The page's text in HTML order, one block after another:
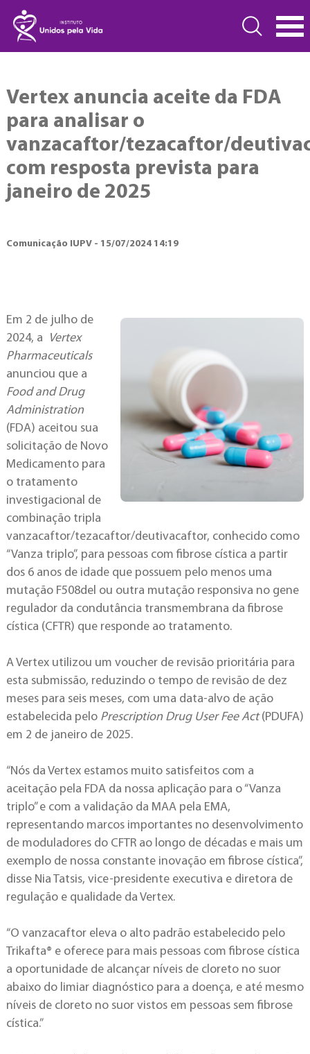
Vertex anuncia aceite da FDA
para analisar o
vanzacaftor/tezacaftor/
com resposta prevista para
janeiro de 2025
Comunicação IUPV - 15/07/2024 14:19
Em 2 de julho de
2024, a
Vertex
Pharmaceuticals
anunciou que a
Food and Drug
Administration
(FDA) aceitou sua
solicitação de Novo
Medicamento para
o tratamento
investigacional de
combinação tripla
vanzacaftor/tezacaftor/deutivacaftor, conhecido como
“Vanza triplo”, para pessoas com fibrose cística a partir
dos 6 anos de idade que possuem pelo menos uma
mutação F508del ou outra mutação responsiva no gene
regulador da condutância transmembrana da fibrose
cística (CFTR) que responde ao tratamento.
A Vertex utilizou um voucher de revisão prioritária para
esta submissão, reduzindo o tempo de revisão de dez
meses para seis meses, com uma data-alvo de ação
estabelecida pelo Prescription Drug User Fee Act(PDUFA)
em 2 de janeiro de 2025.
“Nós da Vertex estamos muito satisfeitos com a
aceitação pela FDA da nossa aplicação para o “Vanza
triplo” e com a validação da MAA pela EMA,
representando marcos importantes no desenvolvimento
de moduladores do CFTR ao longo de décadas e mais um
exemplo de nossa constante inovação em fibrose cística”,
disse Nia Tatsis, vice-presidente executiva e diretora de
regulação e qualidade da Vertex.
“O vanzacaftor eleva o alto padrão estabelecido pelo
Trikafta® e oferece para mais pessoas com fibrose cística
a oportunidade de alcançar níveis de cloreto no suor
abaixo do limiar diagnóstico para a doença, e até mesmo
níveis de cloreto no suor vistos em pessoas sem fibrose
cística.”